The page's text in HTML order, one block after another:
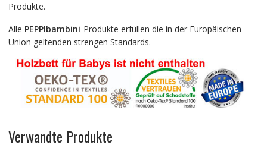
Produkte.
Alle PEPPIbambini-Produkte erfüllen die in der Europäischen
Union geltenden strengen Standards.
Verwandte Produkte